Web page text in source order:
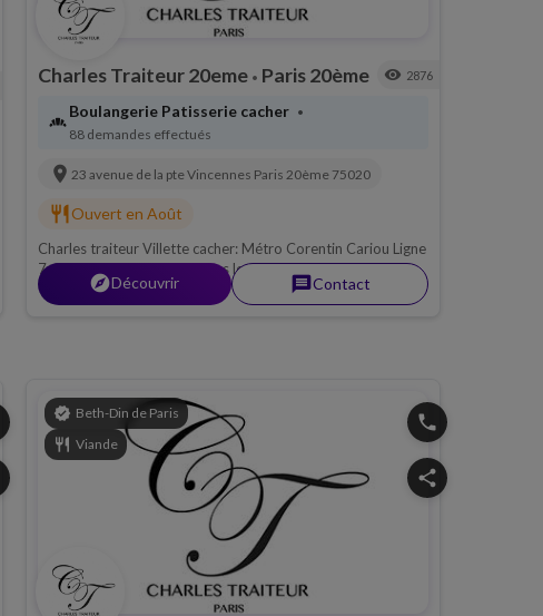
Charles Traiteur 20eme • Paris 20ème visibility 2876
bakery_dining
Boulangerie Patisserie cacher •
88 demandes effectués
location_on 23 avenue de la pte Vincennes Paris 20ème 75020
restaurant Ouvert en Août
Charles traiteur Villette cacher: Métro Corentin Cariou Ligne
7. Sandwicherie Cachère sous le contrôle du Beth Din de
Paris, Viande; Charle traiteur cacher à la villette pour mieux
vous servir!
explorerDécouvrir messageContact
verified Beth-Din de Paris
restaurant Viande
phone
share